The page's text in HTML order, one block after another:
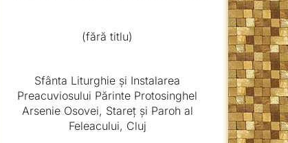
(fără titlu)
Sfânta Liturghie și Instalarea
Preacuviosului Părinte Protosinghel
Arsenie Osovei, Stareț și Paroh al
Feleacului, Cluj